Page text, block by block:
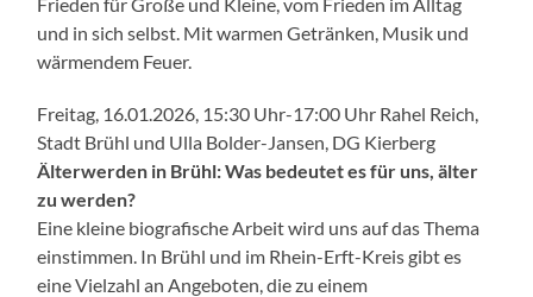
und in sich selbst. Mit warmen Getränken, Musik und
wärmendem Feuer.
Freitag, 16.01.2026, 15:30 Uhr-17:00 Uhr Rahel Reich,
Stadt Brühl und Ulla Bolder-Jansen, DG Kierberg
Älterwerden in Brühl: Was bedeutet es für uns, älter
zu werden?
Eine kleine biografische Arbeit wird uns auf das Thema
einstimmen. In Brühl und im Rhein-Erft-Kreis gibt es
eine Vielzahl an Angeboten, die zu einem